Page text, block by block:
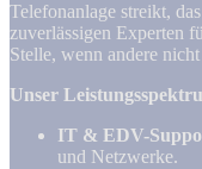
Telefonanlage streikt,
zuverlässigen Experten
Stelle, wenn andere
Unser
IT & EDV-
und Netzwerke.